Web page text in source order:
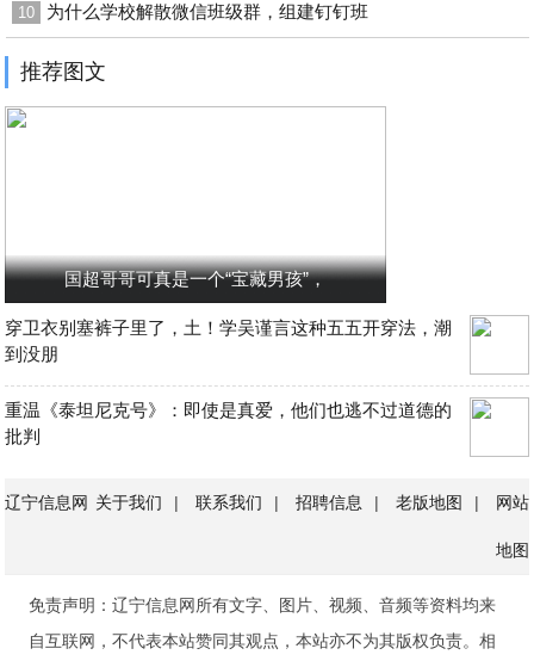
10 为什么学校解散微信班级群，组建钉钉班
推荐图文
国超哥哥可真是一个“宝藏男孩”，
穿卫衣别塞裤子里了，土！学吴谨言这种五五开穿法，潮
到没朋
重温《泰坦尼克号》：即使是真爱，他们也逃不过道德的
批判
辽宁信息网 关于我们 | 联系我们 | 招聘信息 | 老版地图 | 网站
地图
免责声明：辽宁信息网所有文字、图片、视频、音频等资料均来
自互联网，不代表本站赞同其观点，本站亦不为其版权负责。相